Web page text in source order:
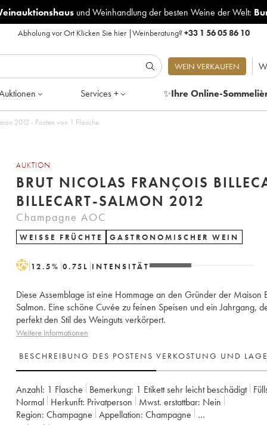
und Weinhandlung der besten Weine der Welt:
Abholung vor Ort Klicken Sie hier|Weinberatung?+33 1 56 05 86 10
WEIN VERKAUFEN
Services + ✨Ihre Online-
2012 - Posten von 1 Flasche
AUKTION
BRUT NICOLAS FRANÇOIS
BILLECART-SALMON 2012
Champagne AOC
WEISSE FRÜCHTE GASTRONOMISCHER WEIN
H 12.5% 0.75 L INTENSITÄT
Diese Assemblage ist eine Hommage an den Gründer der Maison
Salmon. Eine schöne Cuvée zu feinen Speisen und ein Jahrgang,
perfekt den Stil des Weinguts verkörpert.
Weitere Informationen
BESCHREIBUNG DES POSTENS VERKOSTUNG UND
Anzahl: 1 Flasche Bemerkung: 1 Etikett sehr leicht beschädigt
Normal
Herkunft: privatperson Mwst. erstattbar:
nein
Region:
Champagne Appellation:
Champagne